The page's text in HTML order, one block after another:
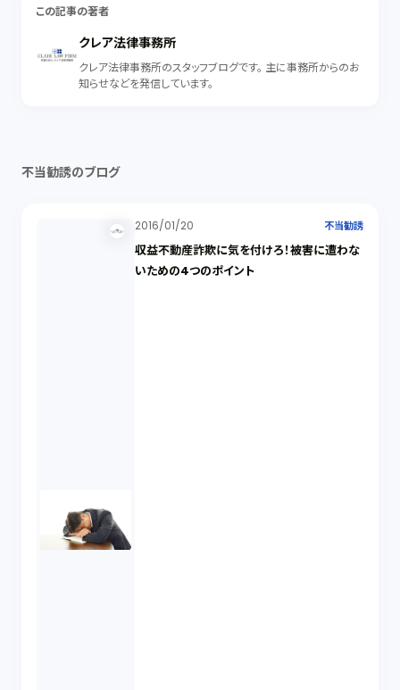
この記事の著者
クレア法律事務所
クレア法律事務所のスタッフブログです。 主に事務所からのお
知らせなどを発信しています。
不当勧誘のブログ
2016/01/20 不当勧誘
収益不動産詐欺に気を付けろ！被害に遭わな
いための4つのポイント